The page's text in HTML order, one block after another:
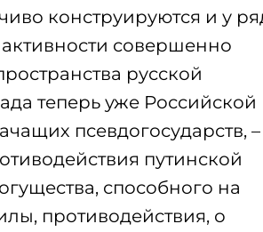
конструируются и у
совершенно
русской
теперь уже Российской
псевдогосударств, –
путинской
способного на
противодействия, о